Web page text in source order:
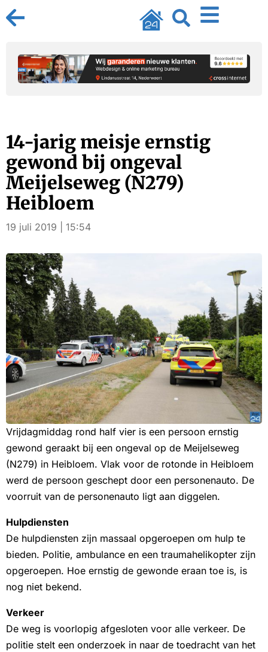
14-jarig meisje ernstig
gewond bij ongeval
Meijelseweg (N279)
Heibloem
19 juli 2019 | 15:54
Vrijdagmiddag rond half vier is een persoon ernstig
gewond geraakt bij een ongeval op de Meijelseweg
(N279) in Heibloem. Vlak voor de rotonde in Heibloem
werd de persoon geschept door een personenauto. De
voorruit van de personenauto ligt aan diggelen.
Hulpdiensten
De hulpdiensten zijn massaal opgeroepen om hulp te
bieden. Politie, ambulance en een traumahelikopter zijn
opgeroepen. Hoe ernstig de gewonde eraan toe is, is
nog niet bekend.
Verkeer
De weg is voorlopig afgesloten voor alle verkeer. De
politie stelt een onderzoek in naar de toedracht van het